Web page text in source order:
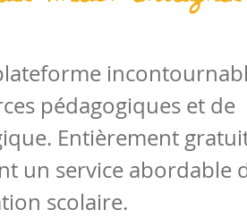
pédagogiques et de
Entièrement
un service abordable
scolaire.